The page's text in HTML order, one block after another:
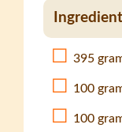
395
100
100